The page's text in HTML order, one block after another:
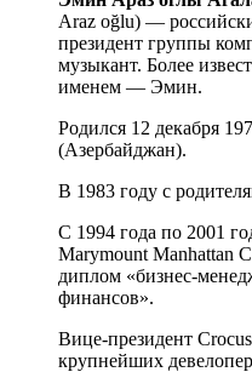
Araz oğlu) —
президент группы
музыкант. Более
именем — Эмин.
Родился 12 декабря
(Азербайджан).
В 1983 году с
С 1994 года по 2001
Marymount Manhattan
диплом «бизнес-
финансов».
Вице-президент
крупнейших